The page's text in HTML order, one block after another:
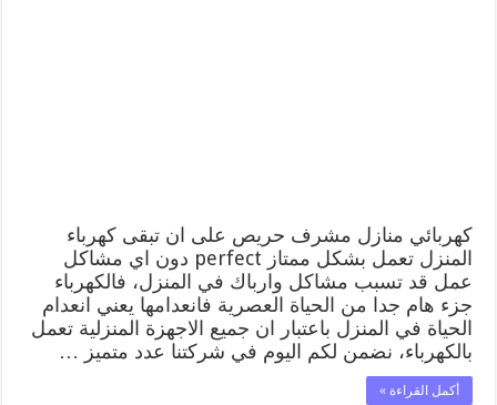
كهربائي منازل مشرف حريص على ان تبقى كهرباء
المنزل تعمل بشكل ممتاز perfect دون اي مشاكل
عمل قد تسبب مشاكل وارباك في المنزل، فالكهرباء
جزء هام جدا من الحياة العصرية فانعدامها يعني انعدام
الحياة في المنزل باعتبار ان جميع الاجهزة المنزلية تعمل
بالكهرباء، نضمن لكم اليوم في شركتنا عدد متميز …
أكمل القراءة »